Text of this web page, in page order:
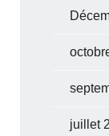
juillet